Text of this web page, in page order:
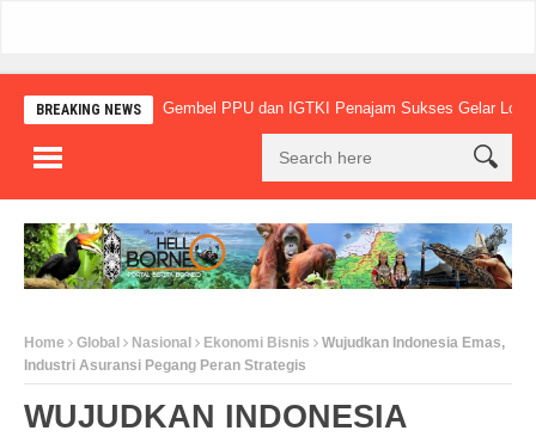
BREAKING NEWSGembel PPU dan IGTKI Penajam Sukses Gelar Lomba
Home Global Nasional Ekonomi Bisnis
Wujudkan Indonesia Emas,
Industri Asuransi Pegang Peran Strategis
WUJUDKAN INDONESIA